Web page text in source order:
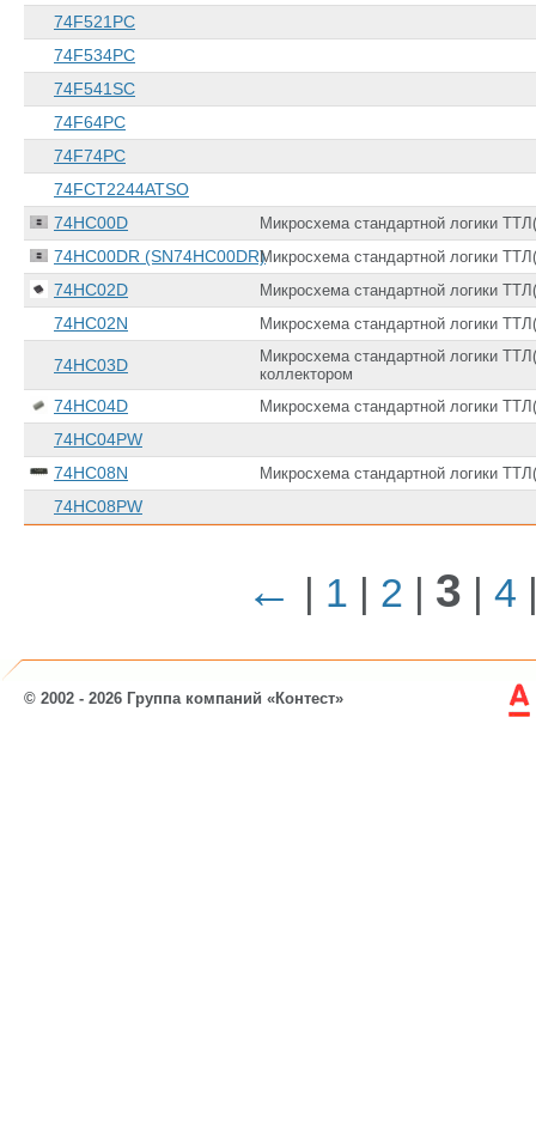
74F521PC
74F534PC
74F541SC
74F64PC
74F74PC
74FCT2244ATSO
74HC00D
Микросхема стандартной логики
74HC00DR (SN74HC00DR)Микросхема стандартной логики
74HC02D Микросхема стандартной логики
74HC02N Микросхема стандартной логики
74HC03D
Микросхема стандартной логики
коллектором
74HC04D Микросхема стандартной логики
74HC04PW
74HC08N
Микросхема стандартной логики
74HC08PW
← 1 2 3 |4
© 2002 - 2026 Группа компаний «Контест»